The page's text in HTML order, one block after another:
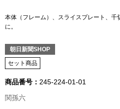
アクセサリー
ン雑貨
本体（フレーム）、スライスプレート、千
に。
朝日新聞SHOP
セット商品
商品番号： 245-224-01-01
関孫六